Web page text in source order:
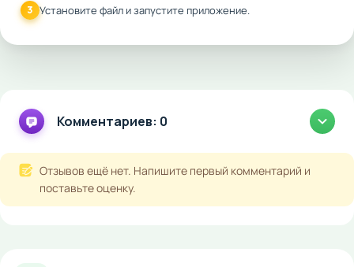
3 Установите файл и запустите приложение.
Комментариев: 0
Отзывов ещё нет. Напишите первый комментарий и
поставьте оценку.